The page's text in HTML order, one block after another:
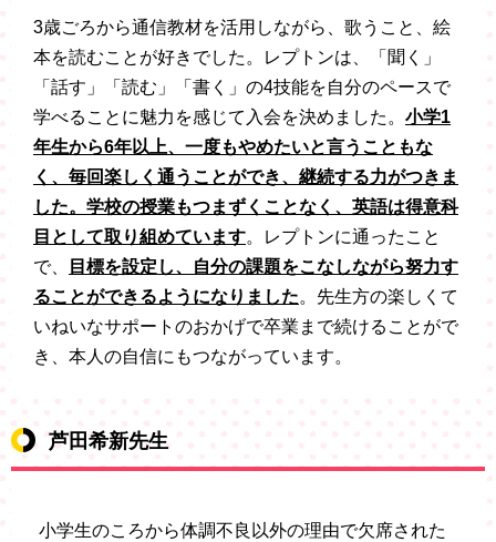
3歳ごろから通信教材を活用しながら、歌うこと、絵
本を読むことが好きでした。レプトンは、「聞く」
「話す」「読む」「書く」の4技能を自分のペースで
学べることに魅力を感じて入会を決めました。 小学1
年生から6年以上、一度もやめたいと言うこともな
く、毎回楽しく通うことができ、継続する力がつきま
した。学校の授業もつまずくことなく、英語は得意科
目として取り組めています。レプトンに通ったこと
で、
目標を設定し、自分の課題をこなしながら努力す
ることができるようになりました。先生方の楽しくて
いねいなサポートのおかげで卒業まで続けることがで
き、本人の自信にもつながっています。
芦田希新先生
小学生のころから体調不良以外の理由で欠席された